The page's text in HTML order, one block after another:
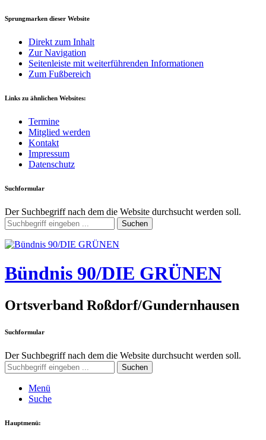
Sprungmarken dieser Website
Direkt zum Inhalt
Zur Navigation
Seitenleiste mit weiterführenden Informationen
Zum Fußbereich
Links zu ähnlichen Websites:
Termine
Mitglied werden
Kontakt
Impressum
Datenschutz
Suchformular
Der Suchbegriff nach dem die Website durchsucht werden soll.
Suchen
Bündnis 90/DIE GRÜNEN
Ortsverband Roßdorf/Gundernhausen
Suchformular
Der Suchbegriff nach dem die Website durchsucht werden soll.
Suchen
Menü
Suche
Hauptmenü: